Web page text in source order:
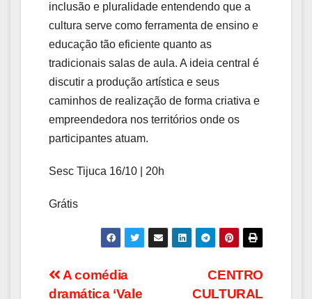
inclusão e pluralidade entendendo que a
cultura serve como ferramenta de ensino e
educação tão eficiente quanto as
tradicionais salas de aula. A ideia central é
discutir a produção artística e seus
caminhos de realização de forma criativa e
empreendedora nos territórios onde os
participantes atuam.
Sesc Tijuca 16/10 | 20h
Grátis
Navegação
CENTRO
CULTURAL
A comédia
dramática ‘Vale